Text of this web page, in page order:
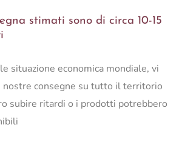
stimati sono di circa 10-15
situazione economica mondiale, vi
nostre consegne su tutto il territorio
subire ritardi o i prodotti potrebbero